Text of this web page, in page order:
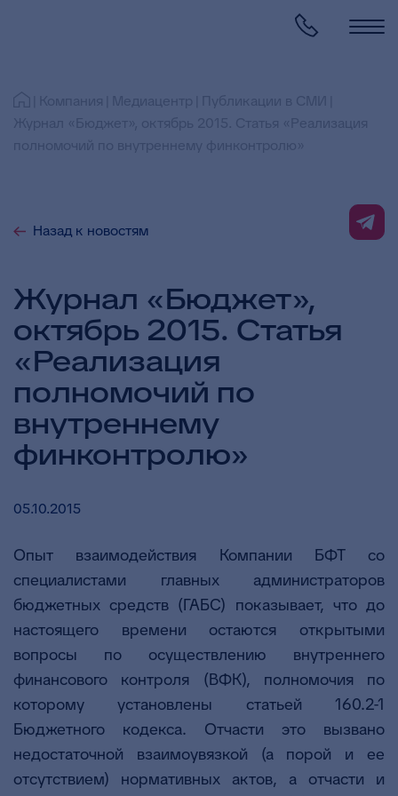
Назад к новостям
Журнал «Бюджет»,
октябрь 2015. Статья
«Реализация
полномочий по
внутреннему
финконтролю»
05.10.2015
Опыт взаимодействия Компании БФТ со
специалистами главных администраторов
бюджетных средств (ГАБС) показывает, что до
настоящего времени остаются открытыми
вопросы по осуществлению внутреннего
финансового контроля (ВФК), полномочия по
которому установлены статьей 160.2-1
Бюджетного кодекса. Отчасти это вызвано
недостаточной взаимоувязкой (а порой и ее
отсутствием) нормативных актов, а отчасти и